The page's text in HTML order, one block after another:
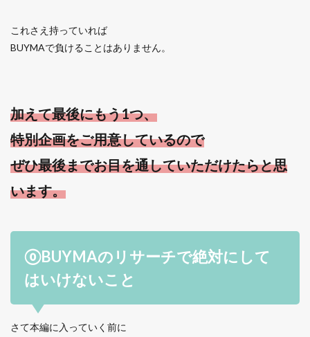
これさえ持っていれば
BUYMAで負けることはありません。
加えて最後にもう1つ、
特別企画をご用意しているので
ぜひ最後までお目を通していただけたらと思
います。
⓪BUYMAのリサーチで絶対にして
はいけないこと
さて本編に入っていく前に